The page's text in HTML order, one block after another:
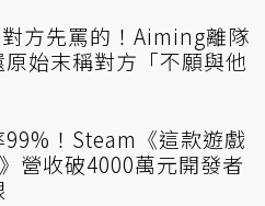
方先罵的！Aiming離隊
原始末稱對方「不願與他
99%！Steam《這款遊戲
營收破4000萬元開發者